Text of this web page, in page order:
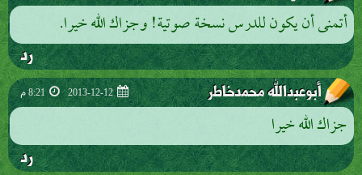
أتمنى أن يكون للدرس نسخة صوتية! وجزاك الله خيرا.
رد
أبوعبدالله محمدخاطر 2013-12-12 8:21 م
جزاك الله خيرا
رد